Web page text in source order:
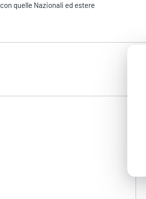
con quelle Nazionali ed estere